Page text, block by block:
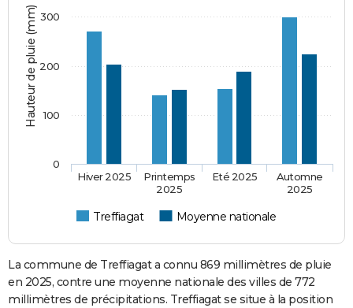
Hauteur de pluie (mm)
Treffiagat Moyenne nationale
Hiver 2025
Printemps
2025
Eté 2025
Automne
2025
0
100
200
300
La commune de Treffiagat a connu 869 millimètres de pluie
en 2025, contre une moyenne nationale des villes de 772
millimètres de précipitations. Treffiagat se situe à la position